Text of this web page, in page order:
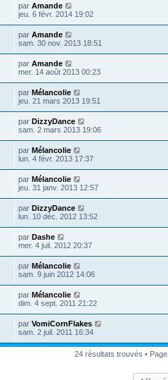
par Amande
jeu. 6 févr. 2014 19:02
par Amande
sam. 30 nov. 2013 18:51
par Amande
mer. 14 août 2013 00:23
par Mélancolie
jeu. 21 mars 2013 19:51
par DizzyDance
sam. 2 mars 2013 19:06
par Mélancolie
lun. 4 févr. 2013 17:37
par Mélancolie
jeu. 31 janv. 2013 12:57
par DizzyDance
lun. 10 déc. 2012 13:52
par Dashe
mer. 4 juil. 2012 20:37
par Mélancolie
sam. 9 juin 2012 14:06
par Mélancolie
dim. 4 sept. 2011 21:22
par VomiCornFlakes
sam. 2 juil. 2011 16:34
24 résultats trouvés • Page